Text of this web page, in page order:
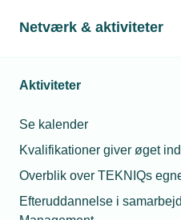
Netværk & aktiviteter
Aktiviteter
Se kalender
Kvalifikationer giver øget
Overblik over TEKNIQs
Efteruddannelse i
Relaterede nyheder